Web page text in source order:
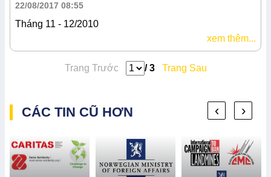
22/08/2017 08:55
Tháng 11 - 12/2010
xem thêm...
Trang Trước / 3 Trang Sau
CÁC TIN CŨ HƠN ‹ ›